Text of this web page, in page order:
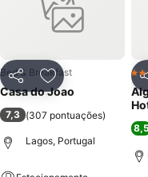
PartilharAdicionar aos
Bed & Breakfast
Casa do Joao
7,3 (307 pontuações)
Lagos, Portugal
5
8,5